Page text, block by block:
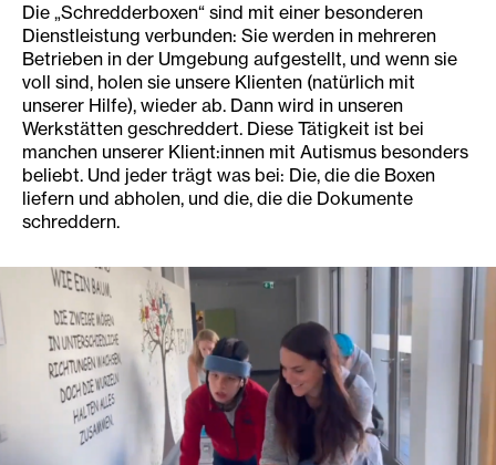
Die „Schredderboxen“ sind mit einer besonderen
Dienstleistung verbunden: Sie werden in mehreren
Betrieben in der Umgebung aufgestellt, und wenn sie
voll sind, holen sie unsere Klienten (natürlich mit
unserer Hilfe), wieder ab. Dann wird in unseren
Werkstätten geschreddert. Diese Tätigkeit ist bei
manchen unserer Klient:innen mit Autismus besonders
beliebt. Und jeder trägt was bei: Die, die die Boxen
liefern und abholen, und die, die die Dokumente
schreddern.